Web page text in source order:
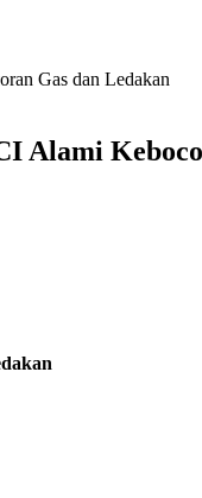
Gas dan Ledakan
Alami